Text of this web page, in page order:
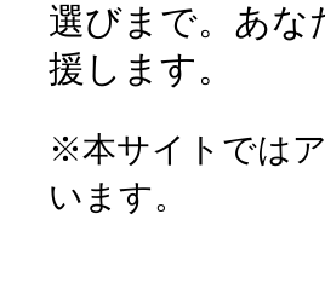
選びまで。あな
援します。
※本サイトでは
います。